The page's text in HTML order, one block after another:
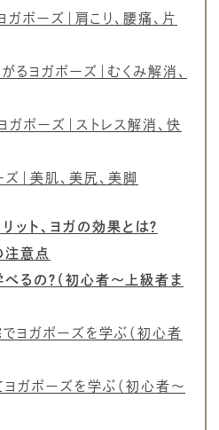
ガポーズ｜肩こり、腰痛、片
るヨガポーズ｜むくみ解消、
ガポーズ｜ストレス解消、快
ズ｜美肌、美尻、美脚
ット、ヨガの効果とは？
注意点
るの？（初心者～上級者ま
でヨガポーズを学ぶ（初心者
ヨガポーズを学ぶ（初心者～